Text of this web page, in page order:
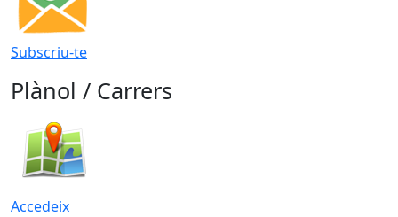
Subscriu-te
Plànol / Carrers
Accedeix